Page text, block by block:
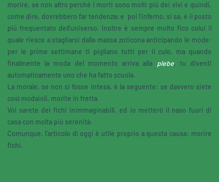
morire, se non altro perché i morti sono molti più dei vivi e quindi,
come dire, dovrebbero far tendenza; e poi l'inferno, si sa, è il posto
più frequentato dell'universo. Inoltre è sempre molto fico colui il
quale riesce a stagliarsi dalla massa zoticona anticipando le mode:
per le prime settimane ti pigliano tutti per il culo, ma quando
finalmente la moda del momento arriva alla plebe, tu diventi
automaticamente uno che ha fatto scuola.
La morale, se non si fosse intesa, è la seguente: se davvero siete
così modaioli, morite in fretta.
Voi sarete dei fichi inimmaginabili, ed io metterò il naso fuori di
casa con molta più serenità.
Comunque, l'articolo di oggi è utile proprio a questa causa: morire
fichi.